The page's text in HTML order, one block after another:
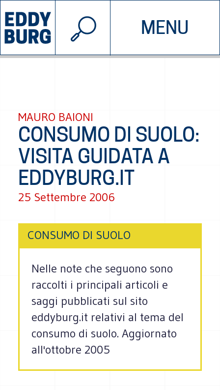
MENU
INIZIATIVE CHI SIAMO
© 2026 EDDYBURG
MAURO BAIONI
CONSUMO DI SUOLO:
VISITA GUIDATA A
EDDYBURG.IT
25 Settembre 2006
CONSUMO DI SUOLO
Nelle note che seguono sono
raccolti i principali articoli e
saggi pubblicati sul sito
eddyburg.it relativi al tema del
consumo di suolo. Aggiornato
all'ottobre 2005